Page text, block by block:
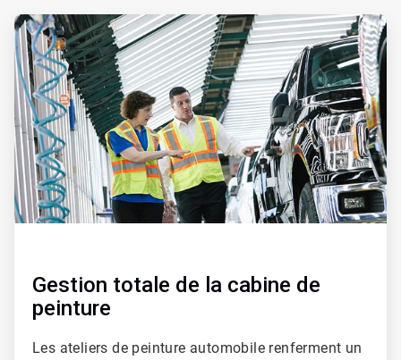
ArticleTile
1
de
2
Gestion totale de la cabine de
peinture
Les ateliers de peinture automobile renferment un